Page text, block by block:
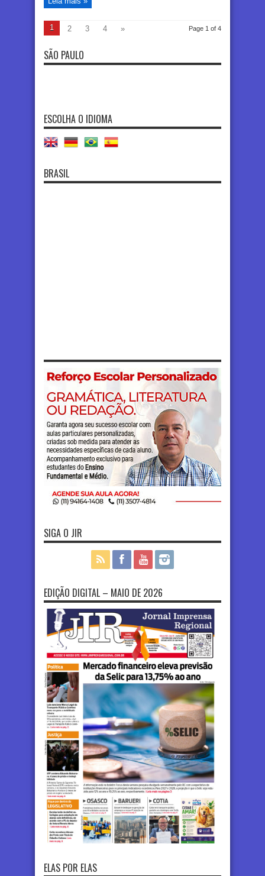
Page 1 of 4
1 2 3 4 »
SÃO PAULO
ESCOLHA O IDIOMA
BRASIL
SIGA O JIR
EDIÇÃO DIGITAL – MAIO DE 2026
ELAS POR ELAS